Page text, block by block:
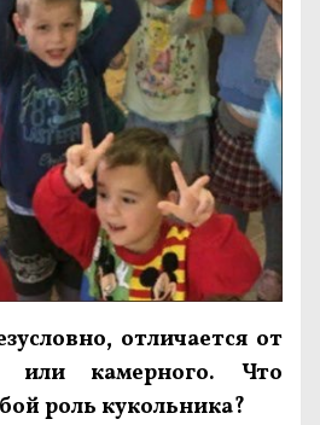
отличается от
или камерного. Что
роль кукольника?